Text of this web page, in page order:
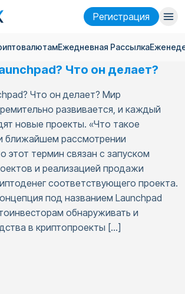
Pегистрация
Войти Pегистрация
Финансы
Компания
Исследовать
Помощь
Фьючерсыx50
Language
Ежедневная Pассылка
Что он делает?
Что он делает? Мир
развивается, и каждый
новые проекты. «Что такое
ближайшем рассмотрении
этот термин связан с запуском
и реализацией продажи
соответствующего проекта.
под названием Launchpad
обнаруживать и
в криптопроекты […]